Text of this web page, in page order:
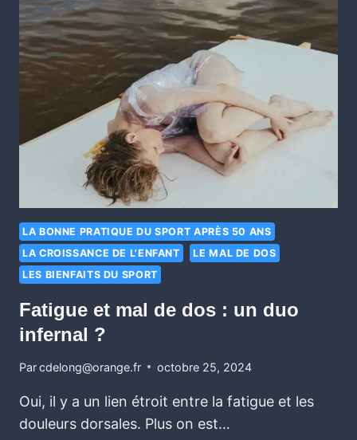
LA BONNE PRATIQUE DU SPORT APRÈS 50 ANS
LA CROISSANCE DE L'ENFANT
LE MAL DE DOS
LES BIENFAITS DU SPORT
Fatigue et mal de dos : un duo
infernal ?
Parcdelong@orange.fr octobre 25, 2024
Oui, il y a un lien étroit entre la fatigue et les
douleurs dorsales. Plus on est…